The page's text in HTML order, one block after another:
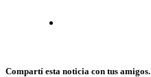
Compartí esta noticia con tus amigos.